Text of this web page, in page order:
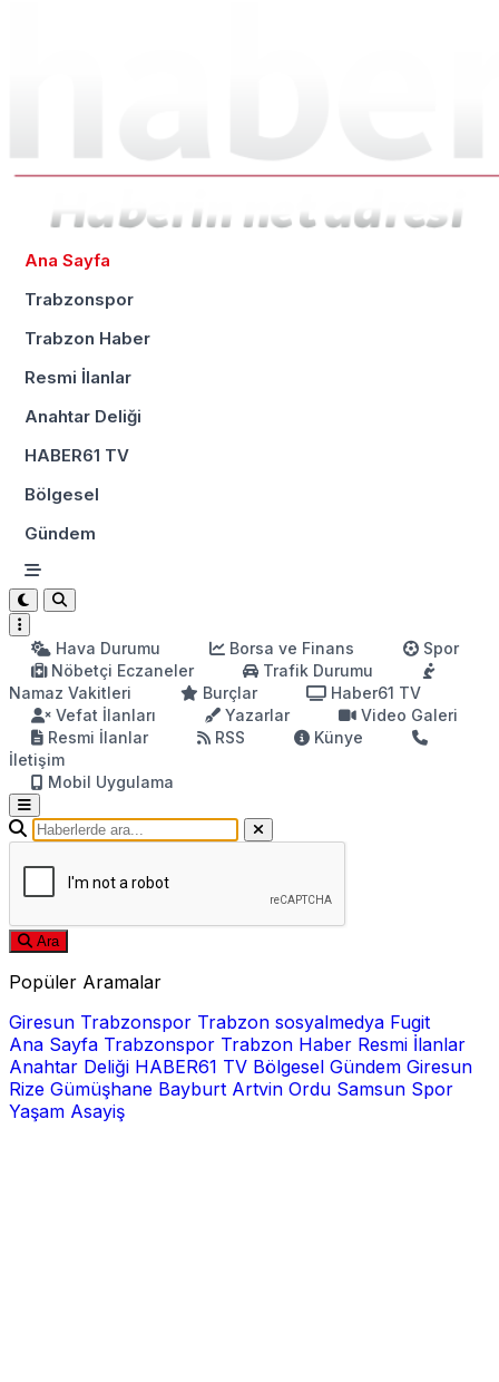
Ana Sayfa
Trabzonspor
Trabzon Haber
Resmi İlanlar
Anahtar Deliği
HABER61 TV
Bölgesel
Gündem
Hava Durumu Borsa ve Finans
Spor
Nöbetçi Eczaneler
Trafik Durumu
Namaz Vakitleri
Burçlar
Haber61 TV
Vefat İlanları
Yazarlar
Video Galeri
Resmi İlanlar
RSS
Künye
İletişim
Mobil Uygulama
Ara
Popüler Aramalar
Giresun Trabzonspor Trabzon sosyalmedya Fugit
Ana Sayfa Trabzonspor Trabzon Haber Resmi İlanlar
Anahtar Deliği HABER61 TV Bölgesel Gündem Giresun
Rize Gümüşhane Bayburt Artvin Ordu Samsun Spor
Yaşam Asayiş